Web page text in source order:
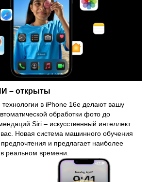
– открыты
технологии в iPhone 16e делают вашу
обработки фото до
Siri – искусственный интеллект
Новая система машинного обучения
и предлагает наиболее
реальном времени.